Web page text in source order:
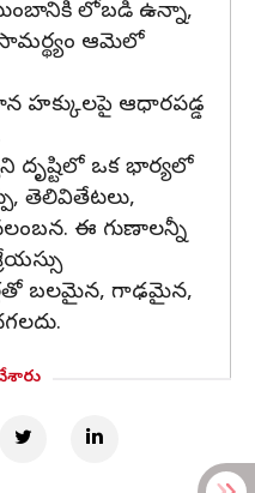
లోబడి ఉన్నా,
ఆమెలో
హక్కులపై ఆధారపడ్డ
దృష్టిలో ఒక భార్యలో
తెలివితేటలు,
ఈ గుణాలన్నీ
బలమైన, గాఢమైన,
చేశారు